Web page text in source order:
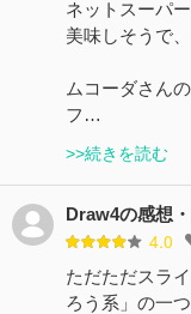
ネットスーパ
美味しそうで
ムコーダさん
フ…
>>続きを読む
Draw4の感想
4.0
ただただスラ
ろう系」の一